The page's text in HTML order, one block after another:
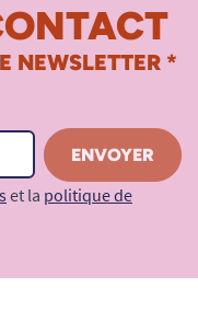
NEWSLETTER *
et la politique de